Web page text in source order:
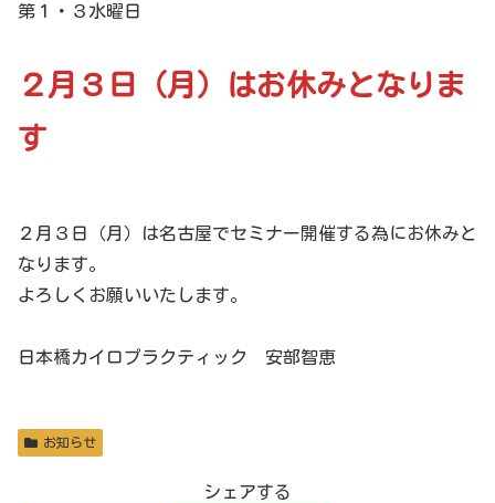
第１・３水曜日
２月３日（月）はお休みとなりま
す
２月３日（月）は名古屋でセミナー開催する為にお休みと
なります。
よろしくお願いいたします。
日本橋カイロプラクティック 安部智恵
お知らせ
シェアする